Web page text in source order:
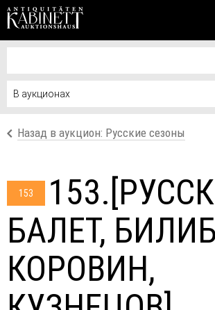
Назад в аукцион: Русские сезоны
153
БАЛЕТ,
КОРОВИН,